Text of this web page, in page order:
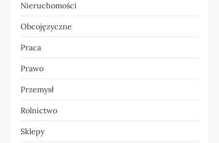
Nieruchomości
Obcojęzyczne
Praca
Prawo
Przemysł
Rolnictwo
Sklepy